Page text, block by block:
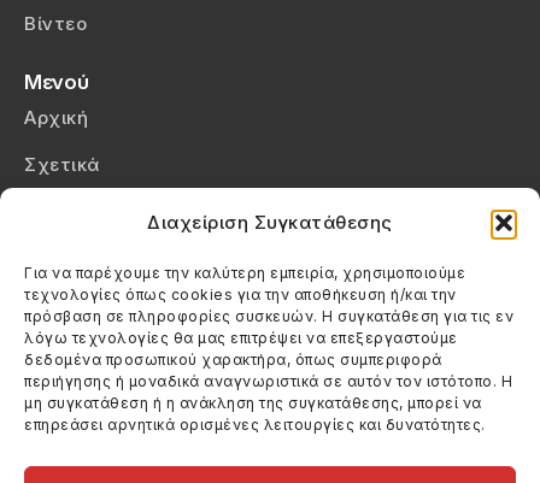
Διαχείριση Συγκατάθεσης
Για να παρέχουμε την καλύτερη εμπειρία, χρησιμοποιούμε
τεχνολογίες όπως cookies για την αποθήκευση ή/και την
πρόσβαση σε πληροφορίες συσκευών. Η συγκατάθεση για τις εν
λόγω τεχνολογίες θα μας επιτρέψει να επεξεργαστούμε
δεδομένα προσωπικού χαρακτήρα, όπως συμπεριφορά
περιήγησης ή μοναδικά αναγνωριστικά σε αυτόν τον ιστότοπο. Η
μη συγκατάθεση ή η ανάκληση της συγκατάθεσης, μπορεί να
επηρεάσει αρνητικά ορισμένες λειτουργίες και δυνατότητες.
Βίντεο
Μενού
Αρχική
Σχετικά
Πολιτική Cookies (ΕΕ)
Στοιχεία Επικοινωνίας
Καλεσέ μας
(+30) 6974123481
Στείλε μας email
info@filmandtheater.gr